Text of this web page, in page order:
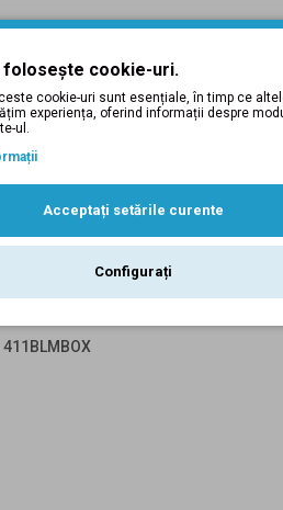
cookie-uri.
cookie-uri sunt esențiale, în timp ce
experiența, oferind informații despre
ul.
Acceptați setările curente
Configurați
Recenzii (0)